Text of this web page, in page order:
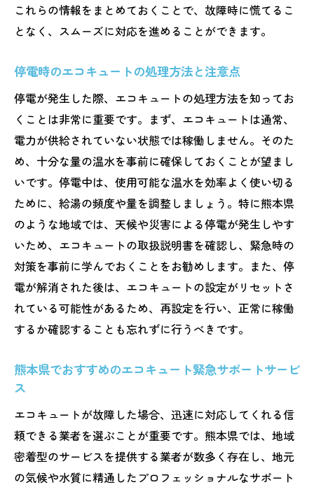
これらの情報をまとめておくことで、故障時に慌てるこ
となく、スムーズに対応を進めることができます。
停電時のエコキュートの処理方法と注意点
停電が発生した際、エコキュートの処理方法を知ってお
くことは非常に重要です。まず、エコキュートは通常、
電力が供給されていない状態では稼働しません。そのた
め、十分な量の温水を事前に確保しておくことが望まし
いです。停電中は、使用可能な温水を効率よく使い切る
ために、給湯の頻度や量を調整しましょう。特に熊本県
のような地域では、天候や災害による停電が発生しやす
いため、エコキュートの取扱説明書を確認し、緊急時の
対策を事前に学んでおくことをお勧めします。また、停
電が解消された後は、エコキュートの設定がリセットさ
れている可能性があるため、再設定を行い、正常に稼働
するか確認することも忘れずに行うべきです。
熊本県でおすすめのエコキュート緊急サポートサービ
ス
エコキュートが故障した場合、迅速に対応してくれる信
頼できる業者を選ぶことが重要です。熊本県では、地域
密着型のサービスを提供する業者が数多く存在し、地元
の気候や水質に精通したプロフェッショナルなサポート